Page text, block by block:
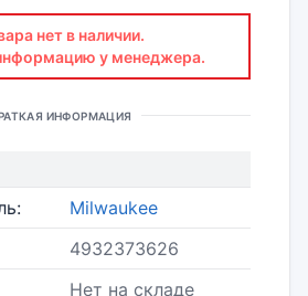
нет в наличии.
у менеджера.
ИНФОРМАЦИЯ
Milwaukee
4932373626
Нет на складе